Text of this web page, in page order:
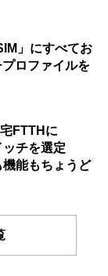
」にすべてお
ロファイルを
FTTHに
チを選定
機能もちょうど